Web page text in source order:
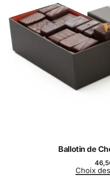
Ballotin de
Choix